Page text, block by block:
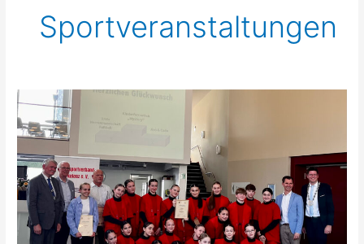
Sportveranstaltungen